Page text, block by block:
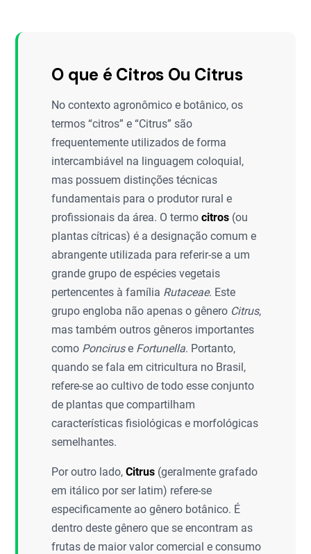
O que é Citros Ou Citrus
No contexto agronômico e botânico, os
termos “citros” e “Citrus” são
frequentemente utilizados de forma
intercambiável na linguagem coloquial,
mas possuem distinções técnicas
fundamentais para o produtor rural e
profissionais da área. O termocitros (ou
plantas cítricas) é a designação comum e
abrangente utilizada para referir-se a um
grande grupo de espécies vegetais
pertencentes à família Rutaceae. Este
grupo engloba não apenas o gênero Citrus,
mas também outros gêneros importantes
como Ponciruse Fortunella. Portanto,
quando se fala em citricultura no Brasil,
refere-se ao cultivo de todo esse conjunto
de plantas que compartilham
características fisiológicas e morfológicas
semelhantes.
Por outro lado,Citrus (geralmente grafado
em itálico por ser latim) refere-se
especificamente ao gênero botânico. É
dentro deste gênero que se encontram as
frutas de maior valor comercial e consumo